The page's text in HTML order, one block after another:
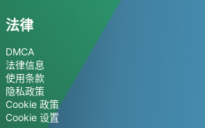
法律
DMCA
法律信息
使用条款
隐私政策
Cookie 政策
Cookie 设置